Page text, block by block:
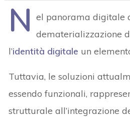
N el panorama digitale
dematerializzazione
l’identità digitale un
Tuttavia, le soluzioni
essendo funzionali,
strutturale all’integrazione